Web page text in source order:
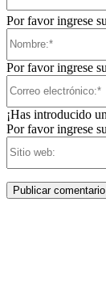
Por favor ingrese
Por favor ingrese
¡Has introducido
Por favor ingrese